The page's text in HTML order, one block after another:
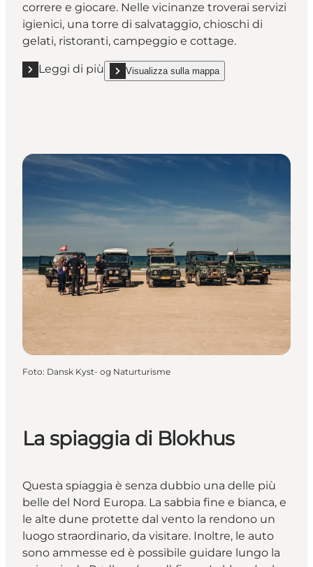
correre e giocare. Nelle vicinanze troverai servizi
igienici, una torre di salvataggio, chioschi di
gelati, ristoranti, campeggio e cottage.
Leggi di più
Leggi di più "La spiaggia di Saksild"
Visualizza sulla mappa
show La spiaggia di Saksild on_map
Foto: Dansk Kyst- og Naturturisme
La spiaggia di Blokhus
Questa spiaggia è senza dubbio una delle più
belle del Nord Europa. La sabbia fine e bianca, e
le alte dune protette dal vento la rendono un
luogo straordinario, da visitare. Inoltre, le auto
sono ammesse ed è possibile guidare lungo la